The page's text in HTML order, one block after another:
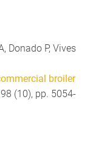
Donado P, Vives
broiler
(10), pp. 5054-